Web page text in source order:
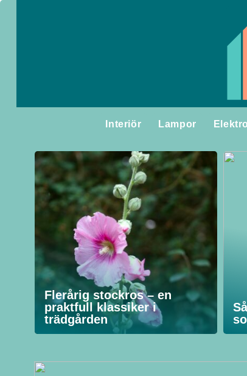
Interiör Lampor
Flerårig stockros – en
praktfull klassiker i
trädgården